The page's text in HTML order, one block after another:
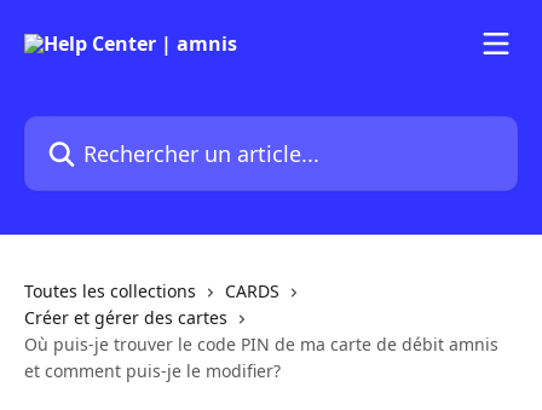
Rechercher un article...
Toutes les collections
CARDS
Créer et gérer des cartes
Où puis-je trouver le code PIN de ma carte de débit amnis
et comment puis-je le modifier?